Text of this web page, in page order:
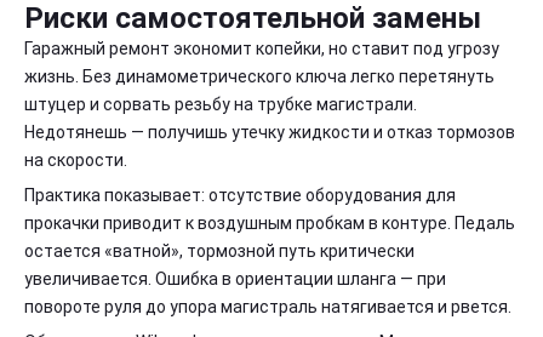
Риски самостоятельной замены
Гаражный ремонт экономит копейки, но ставит под угрозу
жизнь. Без динамометрического ключа легко перетянуть
штуцер и сорвать резьбу на трубке магистрали.
Недотянешь — получишь утечку жидкости и отказ тормозов
на скорости.
Практика показывает: отсутствие оборудования для
прокачки приводит к воздушным пробкам в контуре. Педаль
остается «ватной», тормозной путь критически
увеличивается. Ошибка в ориентации шланга — при
повороте руля до упора магистраль натягивается и рвется.